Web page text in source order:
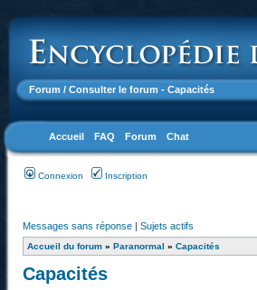
Forum / Consulter le forum - Capacités
Accueil FAQ Forum Chat
Connexion Inscription
Messages sans réponse | Sujets actifs
Accueil du forum » Paranormal » Capacités
Capacités